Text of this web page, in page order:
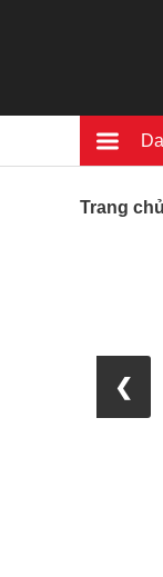
Trang chủ
❮